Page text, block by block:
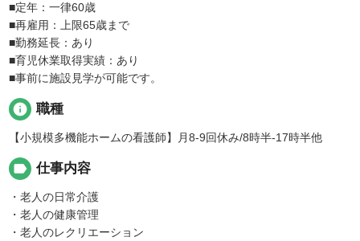
■定年：一律60歳
■再雇用：上限65歳まで
■勤務延長：あり
■育児休業取得実績：あり
■事前に施設見学が可能です。
info 職種
【小規模多機能ホームの看護師】月8-9回休み/8時半-17時半他
label 仕事内容
・老人の日常介護
・老人の健康管理
・老人のレクリエーション